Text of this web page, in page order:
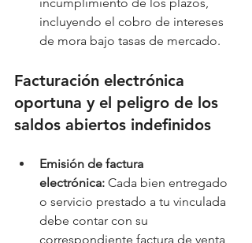
incluyendo el cobro de intereses
de mora bajo tasas de mercado.
Facturación electrónica
oportuna y el peligro de los
saldos abiertos indefinidos
Emisión de factura
electrónica: Cada bien entregado
o servicio prestado a tu vinculada
debe contar con su
correspondiente factura de venta